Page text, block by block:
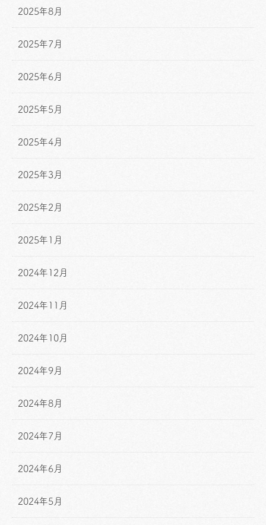
2025年8月
2025年7月
2025年6月
2025年5月
2025年4月
2025年3月
2025年2月
2025年1月
2024年12月
2024年11月
2024年10月
2024年9月
2024年8月
2024年7月
2024年6月
2024年5月